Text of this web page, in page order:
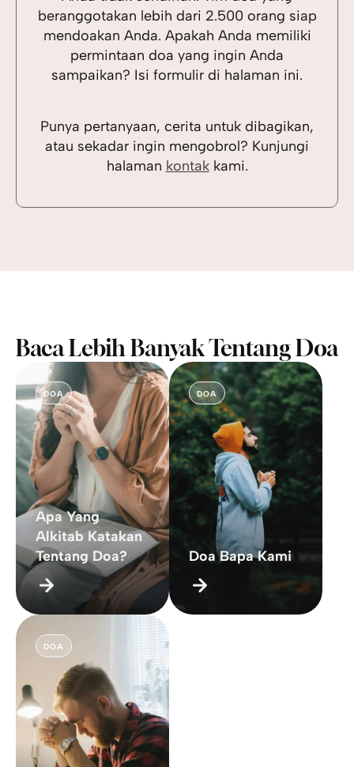
beranggotakan lebih dari 2.500 orang siap
mendoakan Anda. Apakah Anda memiliki
permintaan doa yang ingin Anda
sampaikan? Isi formulir di halaman ini.
Punya pertanyaan, cerita untuk dibagikan,
atau sekadar ingin mengobrol? Kunjungi
halaman kontakkami.
Baca Lebih Banyak Tentang Doa
DOA
Apa Yang
Alkitab Katakan
Tentang Doa?
DOA
Doa Bapa Kami
DOA